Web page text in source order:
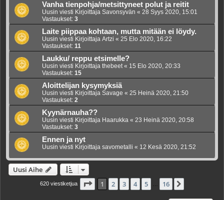
Vanha tienpohja/metsittyneet polut ja reitit
Uusin viesti Kirjoittaja Savonsyvän « 28 Syys 2020, 15:01
Vastaukset: 3
Laite piippaa kohtaan, mutta mitään ei löydy.
Uusin viesti Kirjoittaja Artzi « 25 Elo 2020, 16:22
Vastaukset: 11
Laukku/ reppu etsimelle?
Uusin viesti Kirjoittaja thebeet« 15 Elo 2020, 20:33
Vastaukset: 15
Aloittelijan kysymyksiä
Uusin viesti Kirjoittaja Savage « 25 Heinä 2020, 21:50
Vastaukset: 2
Kyynärnauha??
Uusin viesti Kirjoittaja Haarukka « 23 Heinä 2020, 20:58
Vastaukset: 3
Ennen ja nyt
Uusin viesti Kirjoittaja savometalli « 12 Kesä 2020, 21:52
Uusi Aihe
620 viestiketjua Sivu /16
1 2 3 4 5 … 16